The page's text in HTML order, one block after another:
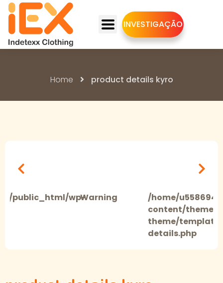
INVESTIGAÇÃO
Home product details kyro
public_html/wp-Warning
/home/
content/
theme/
details.php